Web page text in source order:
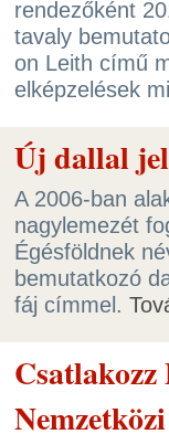
rendezőként
tavaly
on Leith című
elképzelések
Új dallal
A 2006-ban
nagylemezét
Égésföldnek
bemutatkozó
fáj címmel.